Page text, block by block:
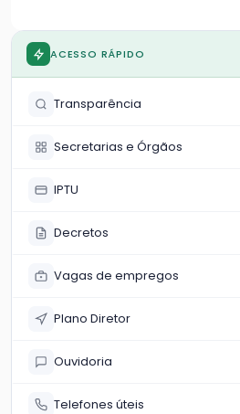
ACESSO RÁPIDO
Transparência
Secretarias e Órgãos
IPTU
Decretos
Vagas de empregos
Plano Diretor
Ouvidoria
Telefones úteis